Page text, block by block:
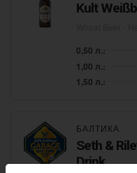
Kult
0,50 л.:
1,00 л.:
1,50 л.:
БАЛТИКА
Seth &
Drink